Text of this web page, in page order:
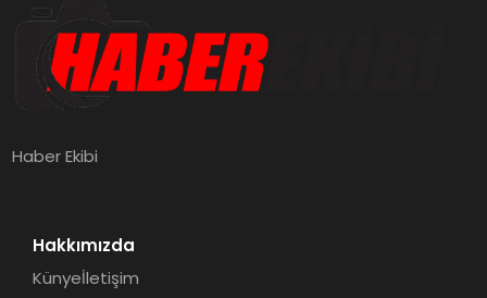
Haber Ekibi
Hakkımızda
Künyeİletişim